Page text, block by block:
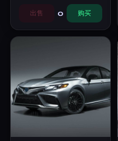
出售 0 购买